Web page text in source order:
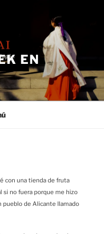
EN
con una tienda de fruta
si no fuera porque me hizo
pueblo de Alicante llamado